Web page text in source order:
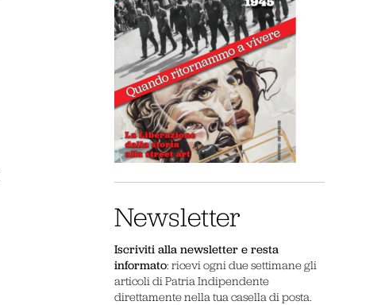
Newsletter
Iscriviti alla newsletter e resta
informato: ricevi ogni due settimane gli
articoli di Patria Indipendente
direttamente nella tua casella di posta.